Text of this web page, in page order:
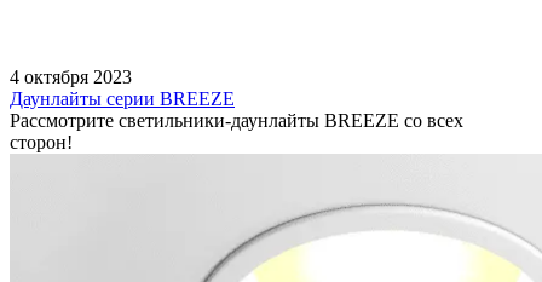
4 октября 2023
Даунлайты серии BREEZE
Рассмотрите светильники-даунлайты BREEZE со всех
сторон!